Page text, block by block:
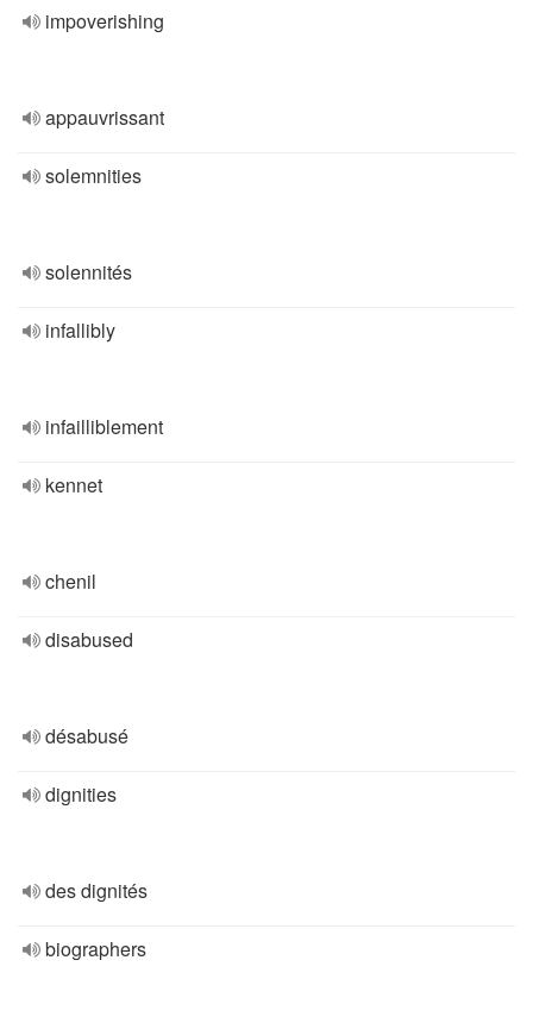
impoverishing
appauvrissant
solemnities
solennités
infallibly
infailliblement
kennet
chenil
disabused
désabusé
dignities
des dignités
biographers